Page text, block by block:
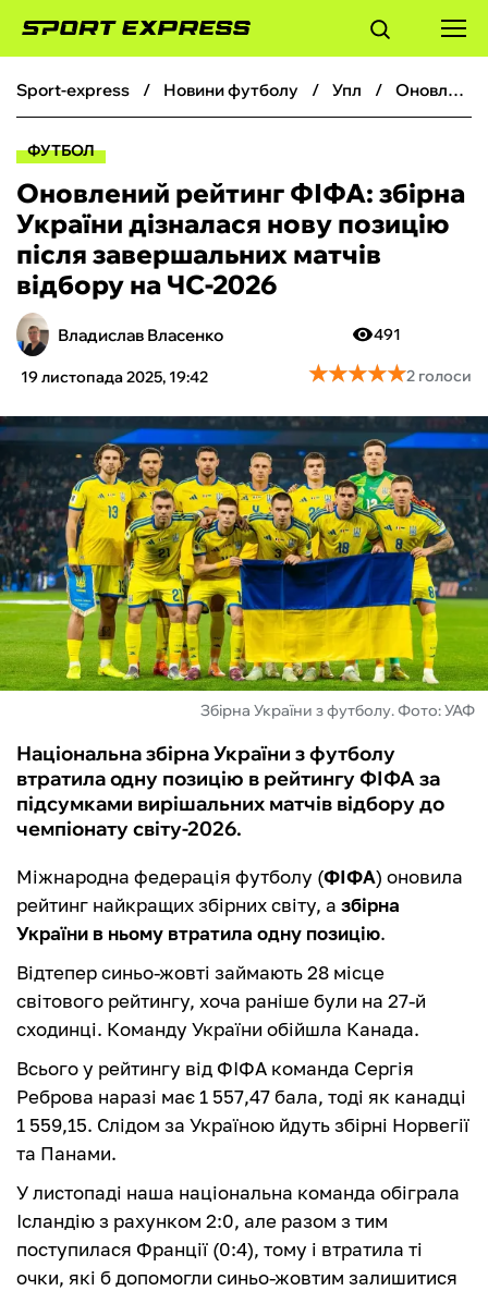
ФУТБОЛ
БОКС
ХОКЕЙ
ТЕНІС
КІБЕРСПОРТ
ЧС-2026
ФУТЗАЛ
ІНШІ
БУКМЕКЕРИ
sport-express новини футболу упл Оновлений рейтинг ФІФА: збірна України дізналася нову позицію після завершальних матчів відбору на ЧС-2026
ФУТБОЛ
Оновлений рейтинг ФІФА: збірна
України дізналася нову позицію
після завершальних матчів
відбору на ЧС-2026
Владислав Власенко
19 листопада 2025, 19:42
491
★★★★★
★★★★★2 голоси
Збірна України з футболу. Фото: УАФ
Національна збірна України з футболу
втратила одну позицію в рейтингу ФІФА за
підсумками вирішальних матчів відбору до
чемпіонату світу-2026.
Міжнародна федерація футболу (ФІФА) оновила
рейтинг найкращих збірних світу, а збірна
України в ньому втратила одну позицію.
Відтепер синьо-жовті займають 28 місце
світового рейтингу, хоча раніше були на 27-й
сходинці. Команду України обійшла Канада.
Всього у рейтингу від ФІФА команда Сергія
Реброва наразі має 1 557,47 бала, тоді як канадці
1 559,15. Слідом за Україною йдуть збірні Норвегії
та Панами.
У листопаді наша національна команда обіграла
Ісландію з рахунком 2:0, але разом з тим
поступилася Франції (0:4), тому і втратила ті
очки, які б допомогли синьо-жовтим залишитися